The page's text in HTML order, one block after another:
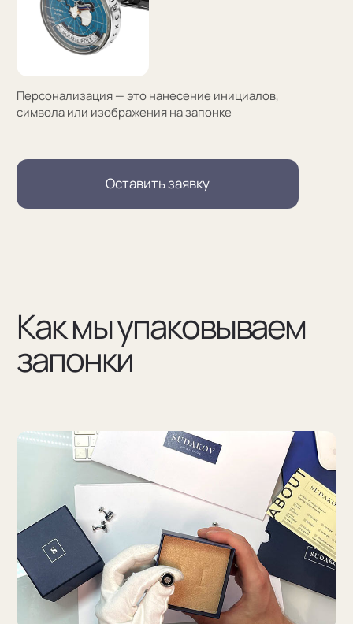
дизайнерского картона
(02)
В сертификате соответствия указываем модель
запонок и материалы, из которых они сделаны
Разработаем упаковку
по вашим пожеланиям
Например для корпоративных подарков сделаем
бокс для запонок, пакет и сертификат с логотипом
компании. Для подарка близкому человеку
на упаковку нанесем изображение или надпись
с пожеланием